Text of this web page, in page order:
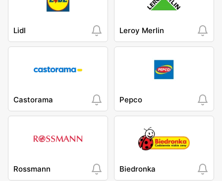
Lidl Leroy Merlin
Castorama Pepco
Rossmann Biedronka